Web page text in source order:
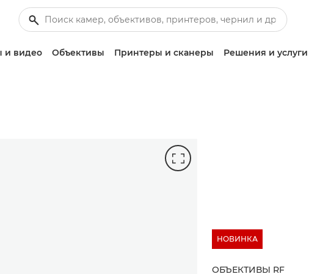
и видео Объективы Принтеры и сканеры Решения и услуги
НОВИНКА
ОБЪЕКТИВЫ RF